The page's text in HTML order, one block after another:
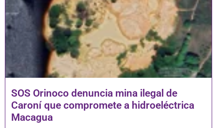
SOS Orinoco denuncia mina ilegal de
Caroní que compromete a hidroeléctrica
Macagua